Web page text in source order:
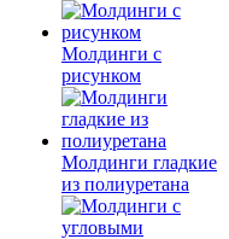
Молдинги c
рисунком
Молдинги гладкие
из полиуретана